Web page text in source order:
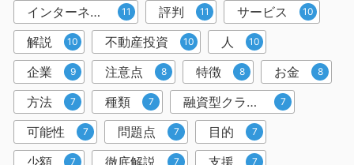
インターネット 11 評判 11 サービス 10
解説 10 不動産投資 10 人 10
企業 9 注意点 8 特徴 8 お金 8
方法 7 種類 7 融資型クラウドファンディング 7
可能性 7 問題点 7 目的 7
少額 7 徹底解説 7 支援 7